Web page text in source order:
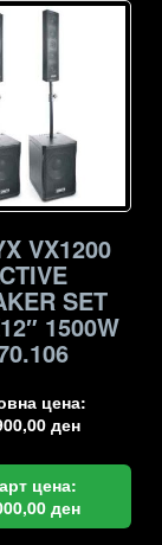
VX1200
SET
1500W
цена:
ден
цена:
ден